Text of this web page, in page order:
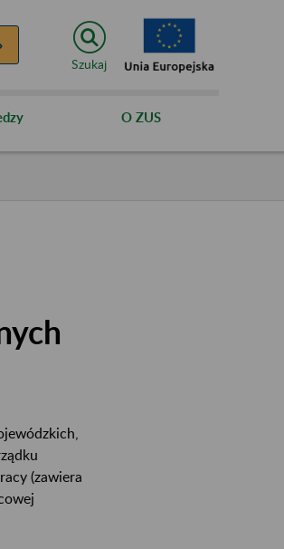
Szukaj
O ZUS
(zawiera